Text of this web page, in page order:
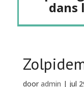
dans
dooradmin | jul